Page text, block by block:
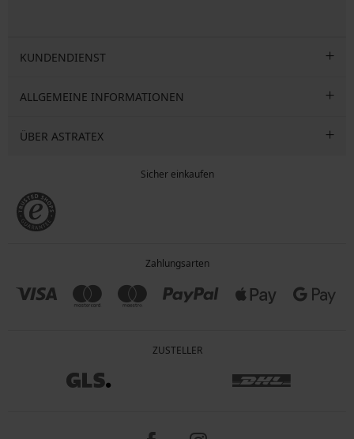
KUNDENDIENST
ALLGEMEINE INFORMATIONEN
ÜBER ASTRATEX
Sicher einkaufen
Zahlungsarten
ZUSTELLER